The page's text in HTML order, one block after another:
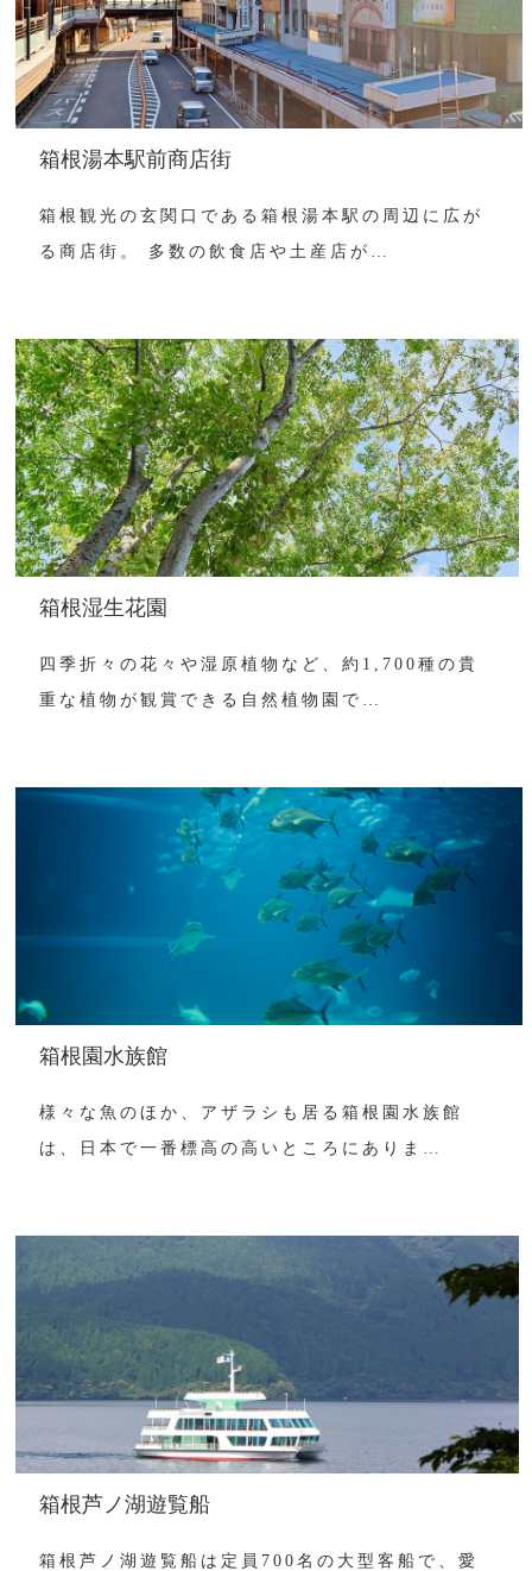
箱根湯本駅前商店街
箱根観光の玄関口である箱根湯本駅の周辺に広が
る商店街。 多数の飲食店や土産店が…
箱根湿生花園
四季折々の花々や湿原植物など、約1,700種の貴
重な植物が観賞できる自然植物園で…
箱根園水族館
様々な魚のほか、アザラシも居る箱根園水族館
は、日本で一番標高の高いところにありま…
箱根芦ノ湖遊覧船
箱根芦ノ湖遊覧船は定員700名の大型客船で、愛